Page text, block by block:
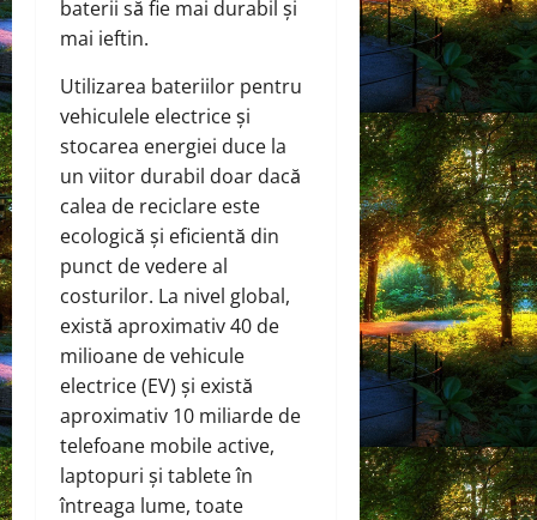
baterii să fie mai durabil și
mai ieftin.
Utilizarea bateriilor pentru
vehiculele electrice și
stocarea energiei duce la
un viitor durabil doar dacă
calea de reciclare este
ecologică și eficientă din
punct de vedere al
costurilor. La nivel global,
există aproximativ 40 de
milioane de vehicule
electrice (EV) și există
aproximativ 10 miliarde de
telefoane mobile active,
laptopuri și tablete în
întreaga lume, toate